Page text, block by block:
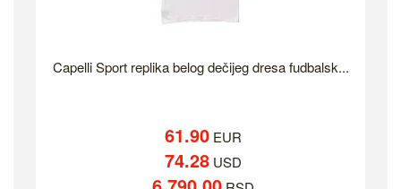
Capelli Sport replika belog dečijeg dresa fudbalsk...
61.90EUR
74.28USD